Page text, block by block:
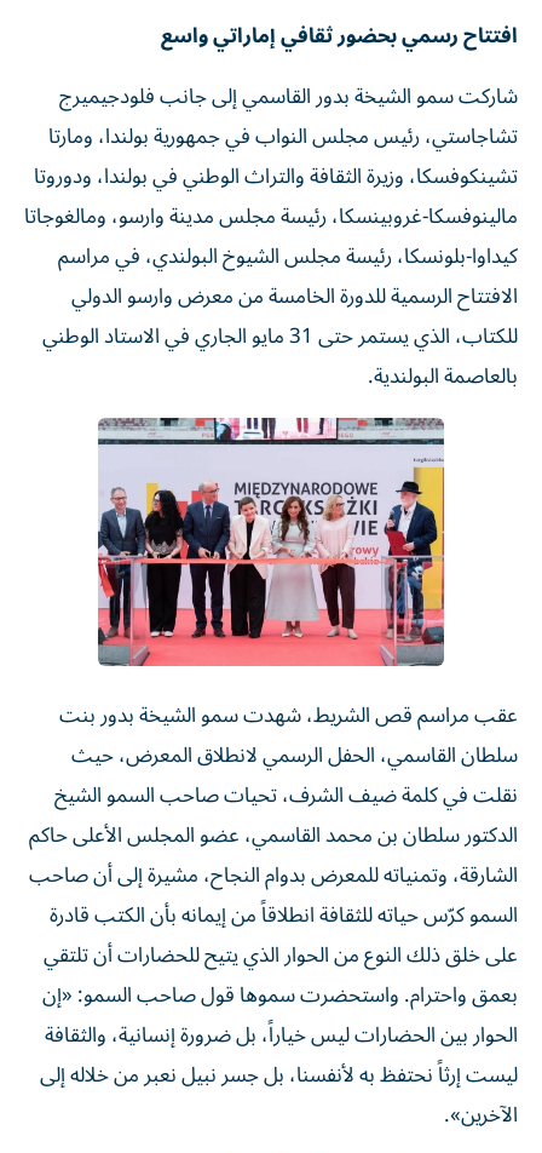
افتتاح رسمي بحضور ثقافي إماراتي واسع
شاركت سمو الشيخة بدور القاسمي إلى جانب فلودجيميرج
تشاجاستي، رئيس مجلس النواب في جمهورية بولندا، ومارتا
تشينكوفسكا، وزيرة الثقافة والتراث الوطني في بولندا، ودوروتا
مالينوفسكا-غروبينسكا، رئيسة مجلس مدينة وارسو، ومالغوجاتا
كيداوا-بلونسكا، رئيسة مجلس الشيوخ البولندي، في مراسم
الافتتاح الرسمية للدورة الخامسة من معرض وارسو الدولي
للكتاب، الذي يستمر حتى 31 مايو الجاري في الاستاد الوطني
بالعاصمة البولندية.
عقب مراسم قص الشريط، شهدت سمو الشيخة بدور بنت
سلطان القاسمي، الحفل الرسمي لانطلاق المعرض، حيث
نقلت في كلمة ضيف الشرف، تحيات صاحب السمو الشيخ
الدكتور سلطان بن محمد القاسمي، عضو المجلس الأعلى حاكم
الشارقة، وتمنياته للمعرض بدوام النجاح، مشيرة إلى أن صاحب
السمو كرّس حياته للثقافة انطلاقاً من إيمانه بأن الكتب قادرة
على خلق ذلك النوع من الحوار الذي يتيح للحضارات أن تلتقي
بعمق واحترام. واستحضرت سموها قول صاحب السمو: «إن
الحوار بين الحضارات ليس خياراً، بل ضرورة إنسانية، والثقافة
ليست إرثاً نحتفظ به لأنفسنا، بل جسر نبيل نعبر من خلاله إلى
الآخرين».